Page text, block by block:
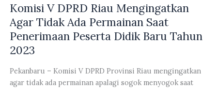
Komisi V DPRD Riau Mengingatkan
Agar Tidak Ada Permainan Saat
Penerimaan Peserta Didik Baru Tahun
2023
Pekanbaru – Komisi V DPRD Provinsi Riau mengingatkan
agar tidak ada permainan apalagi sogok menyogok saat